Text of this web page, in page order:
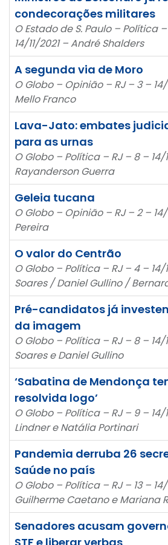
condecorações militares
O Estado de S. Paulo – Política –
14/11/2021 – André Shalders
A segunda via de Moro
O Globo – Opinião – RJ – 3 –
Mello Franco
Lava-Jato: embates
para as urnas
O Globo – Política – RJ – 8 – 14/
Rayanderson Guerra
Geleia tucana
O Globo – Opinião – RJ – 2 –
Pereira
O valor do Centrão
O Globo – Política – RJ – 4 – 14/
Soares / Daniel Gullino /
Pré-candidatos já
da imagem
O Globo – Política – RJ – 8 – 14/
Soares e Daniel Gullino
‘Sabatina de Mendonça
resolvida logo’
O Globo – Política – RJ – 9 – 14/
Lindner e Natália Portinari
Pandemia derruba 26
Saúde no país
O Globo – Política – RJ – 13 – 14/
Guilherme Caetano e Mariana
Senadores acusam